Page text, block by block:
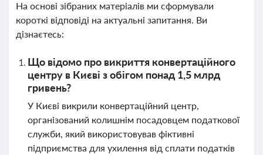
На основі зібраних матеріалів ми сформували
короткі відповіді на актуальні запитання. Ви
дізнаєтесь:
Що відомо про викриття конвертаційного
центру в Києві з обігом понад 1,5 млрд
гривень?
У Києві викрили конвертаційний центр,
організований колишнім посадовцем податкової
служби, який використовував фіктивні
підприємства для ухилення від сплати податків